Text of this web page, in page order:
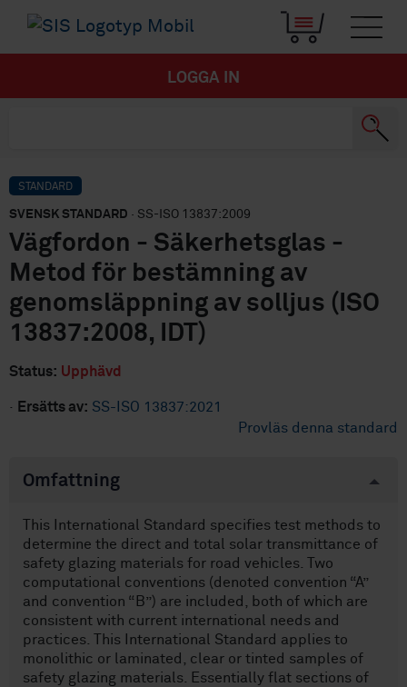
LOGGA IN
STANDARD
SVENSK STANDARD · SS-ISO 13837:2009
Vägfordon - Säkerhetsglas -
Metod för bestämning av
genomsläppning av solljus (ISO
13837:2008, IDT)
Status: Upphävd
· Ersätts av: SS-ISO 13837:2021
Provläs denna standard
Omfattning
This International Standard specifies test methods to
determine the direct and total solar transmittance of
safety glazing materials for road vehicles. Two
computational conventions (denoted convention “A”
and convention “B”) are included, both of which are
consistent with current international needs and
practices. This International Standard applies to
monolithic or laminated, clear or tinted samples of
safety glazing materials. Essentially flat sections of